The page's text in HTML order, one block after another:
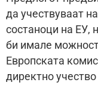
да учествуваат
состаноци на ЕУ,
би имале
Европската
директно